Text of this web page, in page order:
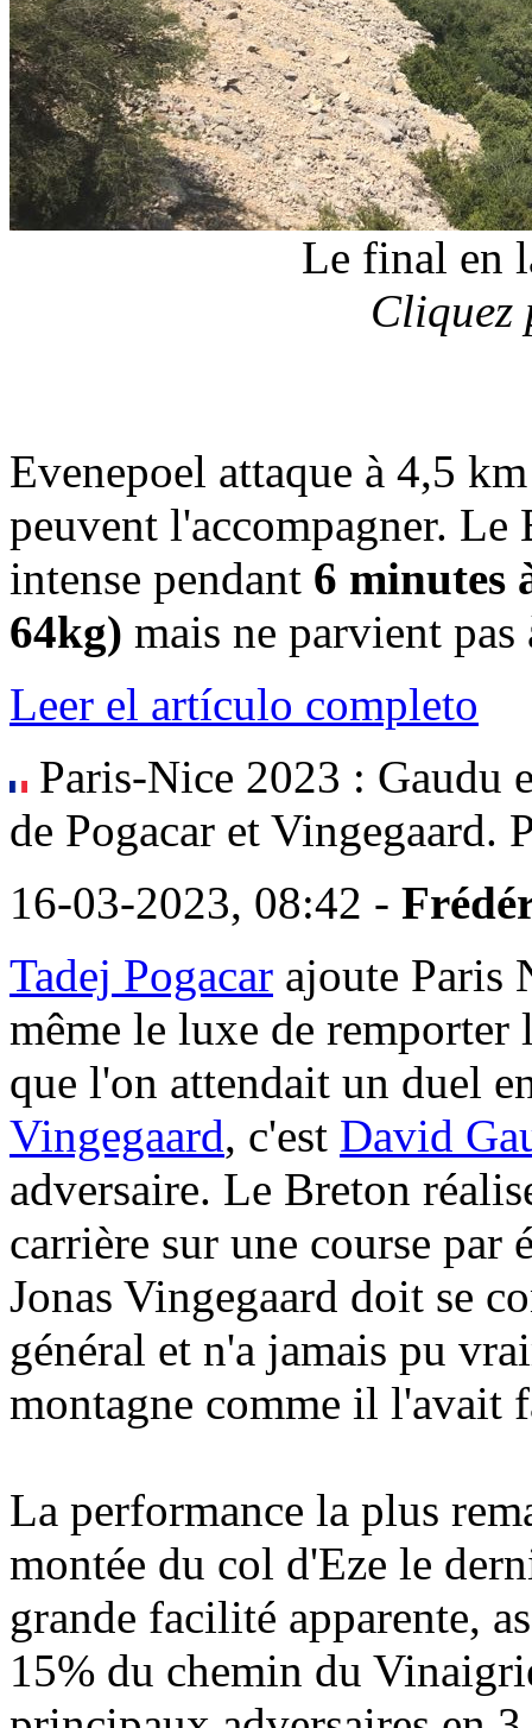
Le final en
Evenepoel attaque à 4,5
peuvent l'accompagner. Le
intense pendant 6 minutes
64kg) mais ne parvient
Leer el artículo completo
Paris-Nice 2023 : Gaudu
de Pogacar et Vingegaard.
16-03-2023, 08:42 -
Tadej Pogacar ajoute Paris
même le luxe de remporter
que l'on attendait un duel
Vingegaard, c'est David
adversaire. Le Breton
carrière sur une course par
Jonas Vingegaard doit se
général et n'a jamais pu
montagne comme il l'avait
La performance la plus
montée du col d'Eze le
grande facilité apparente,
15% du chemin du